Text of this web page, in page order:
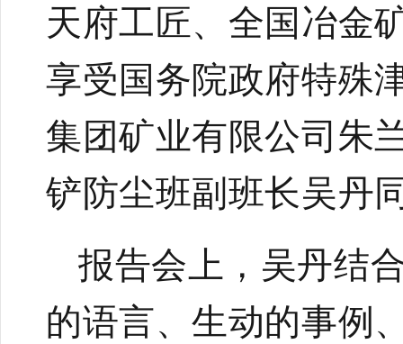
天府工匠、全国冶金
享受国务院政府特殊
集团矿业有限公司朱
铲防尘班副班长吴丹
报告会上，吴丹结
的语言、生动的事例